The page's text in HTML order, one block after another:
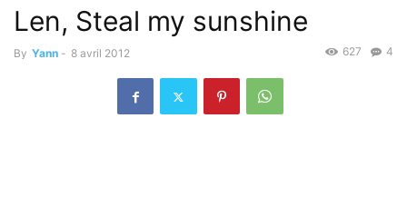
Len, Steal my sunshine
By Yann - 8 avril 2012 4
627